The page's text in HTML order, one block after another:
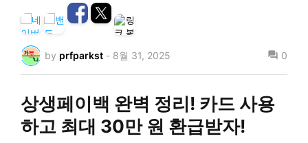
by prfparkst - 8월 31, 2025 0
상생페이백 완벽 정리! 카드 사용
하고 최대 30만 원 환급받자!